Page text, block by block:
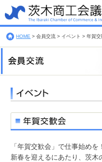
HOME > 会員交流 > イベント > 年賀交
「年賀交歓会」で仕事始めを！
新春を迎えるにあたり、茨木